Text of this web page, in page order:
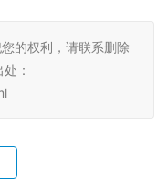
的权利，请联系删除
：